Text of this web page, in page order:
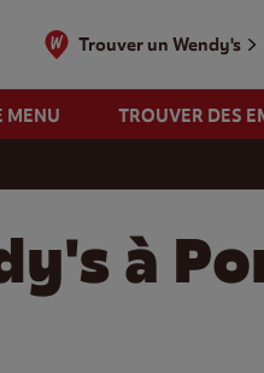
Trouver un Wendy's
MENU TROUVER DES
à